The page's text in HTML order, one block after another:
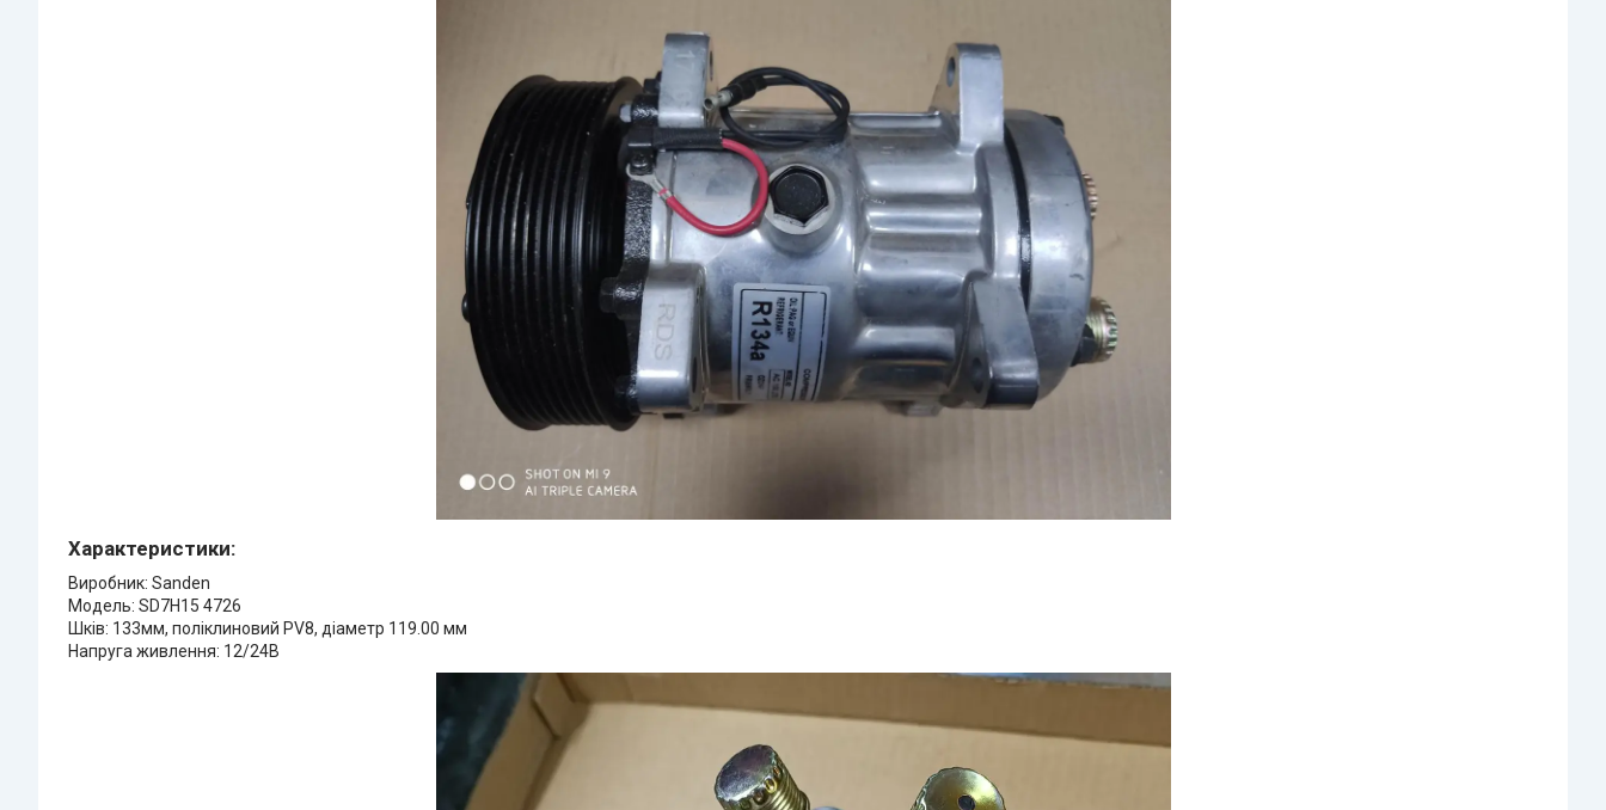
Характеристики:
Виробник: Sanden
Модель: SD7H15 4726
Шків: 133мм, поліклиновий PV8, діаметр 119.00 мм
Напруга живлення: 12/24В